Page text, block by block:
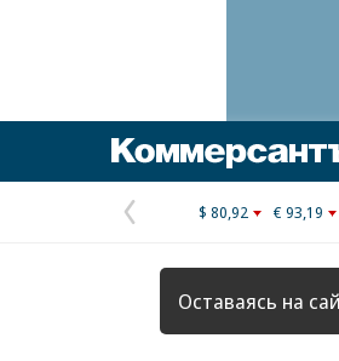
Предыдущая
страница
$ 80,92 € 93,19
Оставаясь на